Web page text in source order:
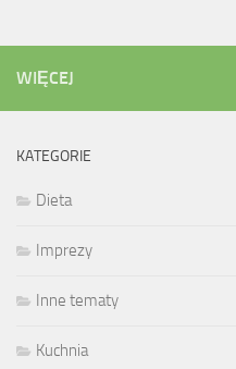
WIĘCEJ
KATEGORIE
Dieta
Imprezy
Inne tematy
Kuchnia